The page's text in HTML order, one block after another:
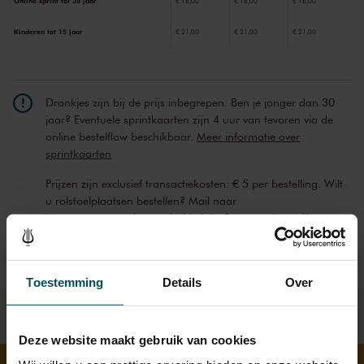
Toestemming Details Over
Deze website maakt gebruik van cookies
Kinderen tot 15 jaar € 21,00 € 21,00 € 21,00
Drankjes zijn bij de prijs inbegrepen. Ben je jonger dan 30
jaar? Eventuele sprintkaarten zijn 4 uur van tevoren via de
online bestelflow beschikbaar. Meer informatie over
sprintkaarten
Prijzen zijn exclusief transactiekosten: € 5 per bestelling. Wilt
u rolstoelplaatsen bestellen? Mail naar
kassa@concertgebouw.nl of bel de Concertgebouwlijn op